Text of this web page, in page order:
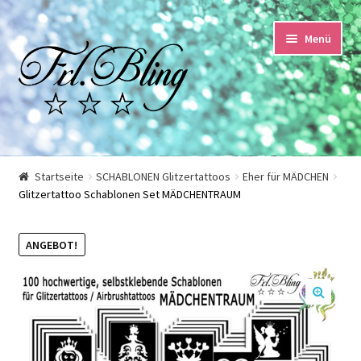
Zur
Navigation
springen
Springe
zum
Inhalt
Menü
Start
AGB und Kundeninformationen
Datenschutzerklärung
Echtheit von Bewertungen
Impressum
Startseite SCHABLONEN Glitzertattoos
Eher für MÄDCHEN
Glitzertattoo Schablonen Set MÄDCHENTRAUM
ANGEBOT!
🔍